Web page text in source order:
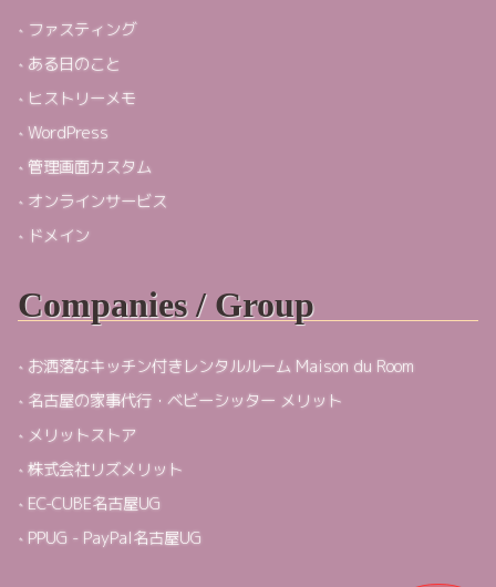
ファスティング
ある日のこと
ヒストリーメモ
WordPress
管理画面カスタム
オンラインサービス
ドメイン
Companies / Group
お洒落なキッチン付きレンタルルーム Maison du Room
名古屋の家事代行・ベビーシッター メリット
メリットストア
株式会社リズメリット
EC-CUBE名古屋UG
PPUG - PayPal名古屋UG